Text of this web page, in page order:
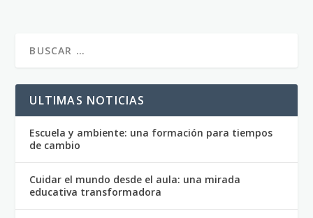
ULTIMAS NOTICIAS
Escuela y ambiente: una formación para tiempos
de cambio
Cuidar el mundo desde el aula: una mirada
educativa transformadora